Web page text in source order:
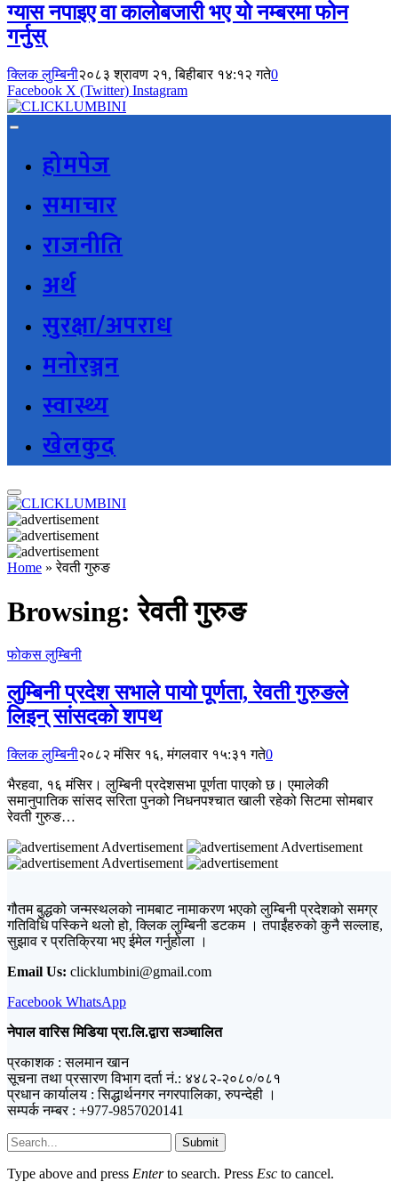
ग्यास नपाइए वा कालोबजारी भए यो नम्बरमा फोन
गर्नुस्
क्लिक लुम्बिनी२०८३ श्रावण २१, बिहीबार १४:१२ गते0
Facebook X (Twitter) Instagram
होमपेज
समाचार
राजनीति
अर्थ
सुरक्षा/अपराध
मनोरञ्जन
स्वास्थ्य
खेलकुद
Home »रेवती गुरुङ
Browsing:रेवती गुरुङ
फोकस लुम्बिनी
लुम्बिनी प्रदेश सभाले पायो पूर्णता, रेवती गुरुङले
लिइन् सांसदको शपथ
क्लिक लुम्बिनी२०८२ मंसिर १६, मंगलवार १५:३१ गते0
भैरहवा, १६ मंसिर। लुम्बिनी प्रदेशसभा पूर्णता पाएको छ। एमालेकी
समानुपातिक सांसद सरिता पुनको निधनपश्चात खाली रहेको सिटमा सोमबार
रेवती गुरुङ…
Advertisement
Advertisement
Advertisement
गौतम बुद्धको जन्मस्थलको नामबाट नामाकरण भएको लुम्बिनी प्रदेशको समग्र
गतिविधि पस्किने थलो हो, क्लिक लुम्बिनी डटकम । तपाईंहरुको कुनै सल्लाह,
सुझाव र प्रतिक्रिया भए ईमेल गर्नुहोला ।
Email Us: clicklumbini@gmail.com
Facebook WhatsApp
नेपाल वारिस मिडिया प्रा.लि.द्वारा सञ्चालित
प्रकाशक : सलमान खान
सूचना तथा प्रसारण विभाग दर्ता नं.: ४४८२-२०८०/०८१
प्रधान कार्यालय : सिद्धार्थनगर नगरपालिका, रुपन्देही ।
सम्पर्क नम्बर : +977-9857020141
Submit
Type above and press Enterto search. Press Esc to cancel.